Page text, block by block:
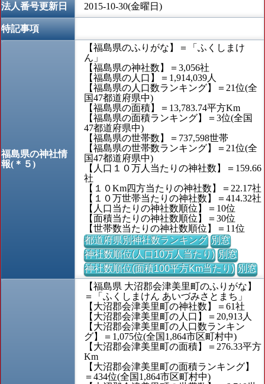
法人番号更新日 2015-10-30(金曜日)
特記事項
福島県の神社情
報(＊５)
【福島県のふりがな】＝「ふくしまけ
ん」
【福島県の神社数】＝3,056社
【福島県の人口】＝1,914,039人
【福島県の人口数ランキング】＝21位(全
国47都道府県中)
【福島県の面積】＝13,783.74平方Km
【福島県の面積ランキング】＝3位(全国
47都道府県中)
【福島県の世帯数】＝737,598世帯
【福島県の世帯数ランキング】＝21位(全
国47都道府県中)
【人口１０万人当たりの神社数】＝159.66
社
【１０Km四方当たりの神社数】＝22.17社
【１０万世帯当たりの神社数】＝414.32社
【人口当たりの神社数順位】＝10位
【面積当たりの神社数順位】＝30位
【世帯数当たりの神社数順位】＝11位
都道府県別神社数ランキング 別窓
神社数順位(人口10万人当たり) 別窓
神社数順位(面積100平方Km当たり) 別窓
【福島県 大沼郡会津美里町のふりがな】
＝「ふくしまけん あいづみさとまち」
【大沼郡会津美里町の神社数】＝61社
【大沼郡会津美里町の人口】＝20,913人
【大沼郡会津美里町の人口数ランキン
グ】＝1,075位(全国1,864市区町村中)
【大沼郡会津美里町の面積】＝276.33平方
Km
【大沼郡会津美里町の面積ランキング】
＝434位(全国1,864市区町村中)